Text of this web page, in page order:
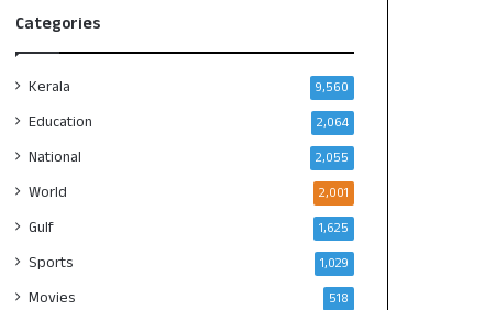
Categories
Kerala 9,560
Education 2,064
National 2,055
World 2,001
Gulf 1,625
Sports 1,029
Movies 518